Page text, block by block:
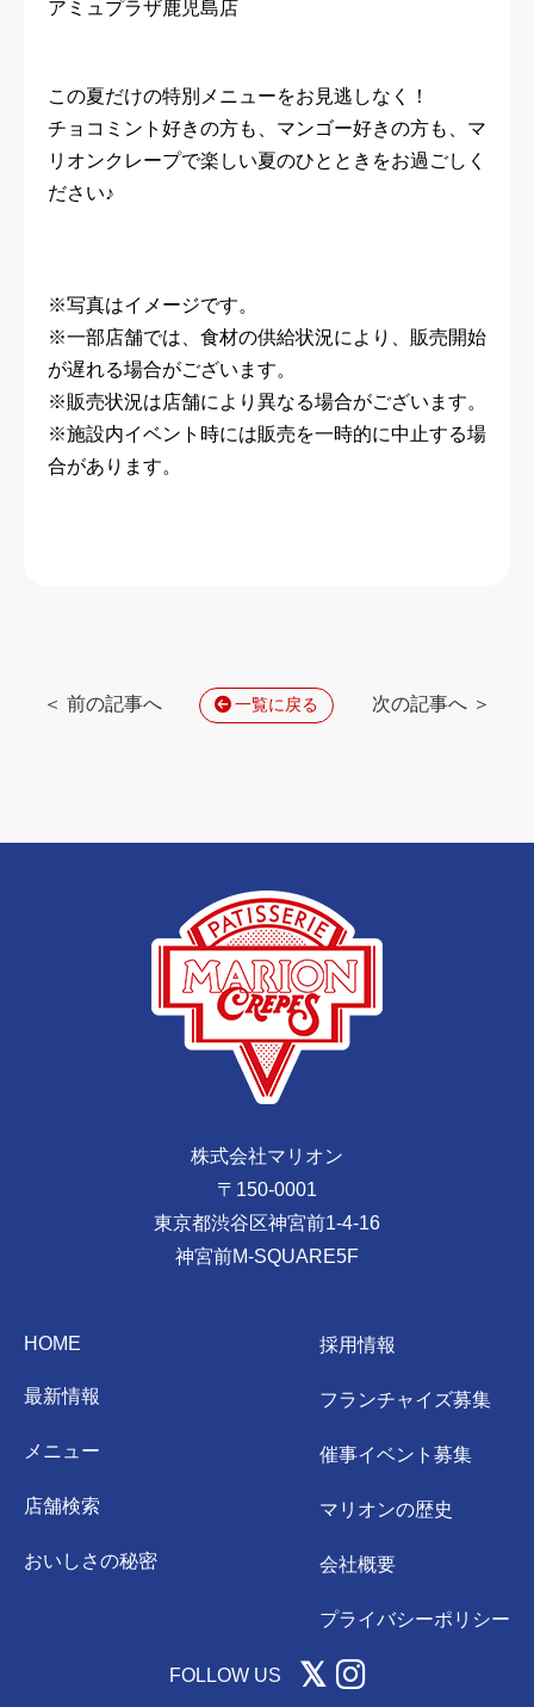
アミュプラザ鹿児島店
この夏だけの特別メニューをお見逃しなく！
チョコミント好きの方も、マンゴー好きの方も、マ
リオンクレープで楽しい夏のひとときをお過ごしく
ださい♪
※写真はイメージです。
※一部店舗では、食材の供給状況により、販売開始
が遅れる場合がございます。
※販売状況は店舗により異なる場合がございます。
※施設内イベント時には販売を一時的に中止する場
合があります。
＜ 前の記事へ 一覧に戻る 次の記事へ ＞
株式会社マリオン
〒150-0001
東京都渋谷区神宮前1-4-16
神宮前M-SQUARE5F
HOME
最新情報
メニュー
店舗検索
おいしさの秘密
採用情報
フランチャイズ募集
催事イベント募集
マリオンの歴史
会社概要
プライバシーポリシー
FOLLOW US